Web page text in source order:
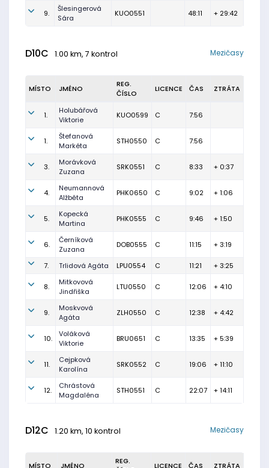
9.
Šlesingerová
Sára
KUO0551 48:11 + 29:42
D10C 1.00 km, 7 kontrol Mezičasy
MÍSTO JMÉNO
REG.
ČÍSLO
LICENCE ČAS ZTRÁTA
1.
Holubářová
Viktorie
KUO0599 C 7:56
1.
Štefanová
Markéta
STH0550 C 7:56
3.
Morávková
Zuzana
SRK0551 C 8:33 + 0:37
4.
Neumannová
Alžběta
PHK0650 C 9:02 + 1:06
5.
Kopecká
Martina
PHK0555 C 9:46 + 1:50
6.
Černíková
Zuzana
DOB0555 C 11:15 + 3:19
7. Trlidová Agáta LPU0554 C 11:21 + 3:25
8.
Mitkovová
Jindřiška
LTU0550 C 12:06 + 4:10
9.
Moskvová
Agáta
ZLH0550 C 12:38 + 4:42
10.
Voláková
Viktorie
BRU0651 C 13:35 + 5:39
11.
Cejpková
Karolína
SRK0552 C 19:06 + 11:10
12.
Chrástová
Magdaléna
STH0551 C 22:07 + 14:11
D12C 1.20 km, 10 kontrol Mezičasy
MÍSTO JMÉNO
REG.
LICENCE ČAS ZTRÁTA